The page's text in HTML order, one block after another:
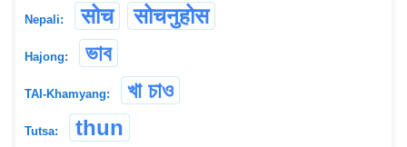
Nepali: सोच सोचनुहोस
Hajong: ভাব
TAI-Khamyang: খা চাও
Tutsa: thun